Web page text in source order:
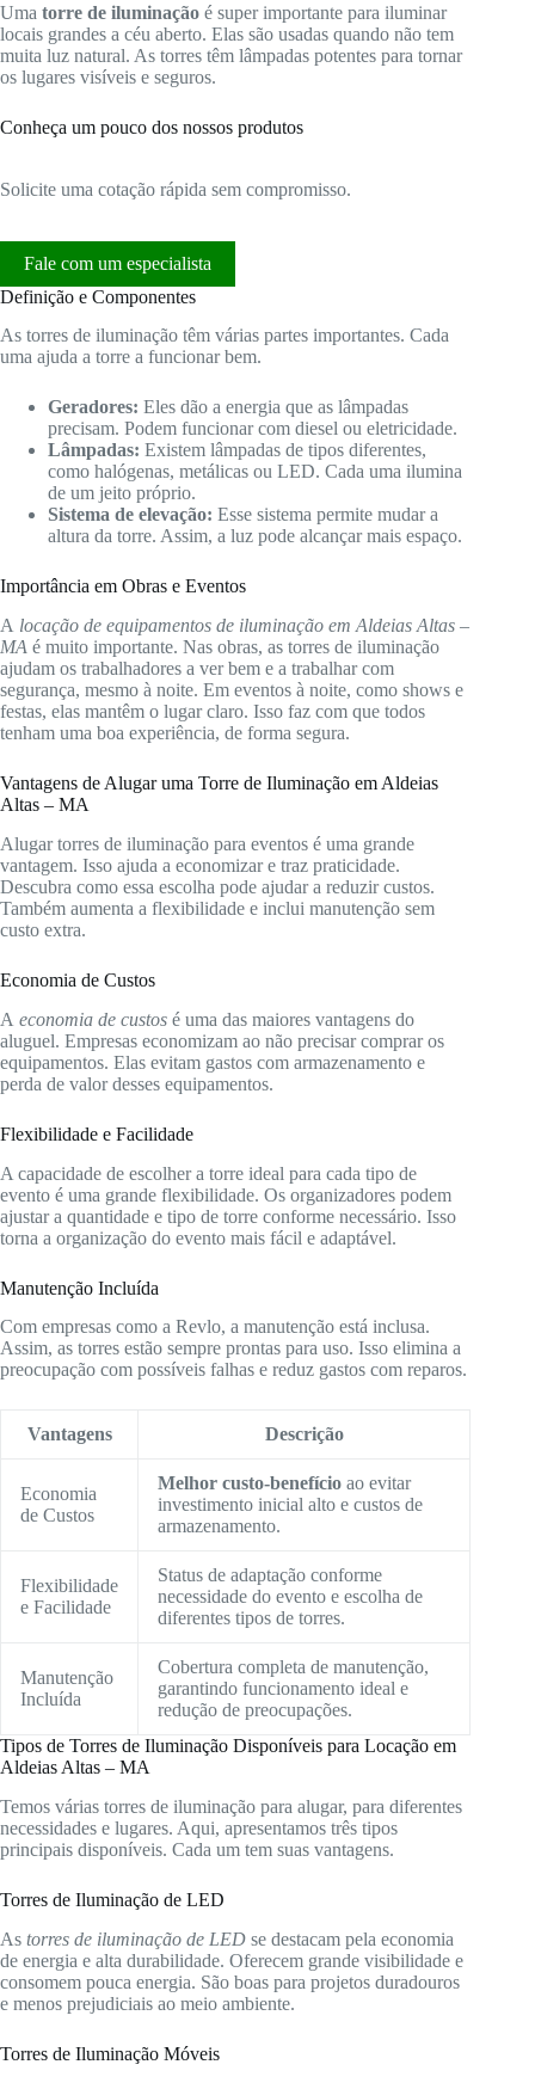
Uma torre de iluminação é super importante para iluminar
locais grandes a céu aberto. Elas são usadas quando não tem
muita luz natural. As torres têm lâmpadas potentes para tornar
os lugares visíveis e seguros.
Conheça um pouco dos nossos produtos
Solicite uma cotação rápida sem compromisso.
Fale com um especialista
Definição e Componentes
As torres de iluminação têm várias partes importantes. Cada
uma ajuda a torre a funcionar bem.
Geradores: Eles dão a energia que as lâmpadas
precisam. Podem funcionar com diesel ou eletricidade.
Lâmpadas: Existem lâmpadas de tipos diferentes,
como halógenas, metálicas ou LED. Cada uma ilumina
de um jeito próprio.
Sistema de elevação: Esse sistema permite mudar a
altura da torre. Assim, a luz pode alcançar mais espaço.
Importância em Obras e Eventos
A locação de equipamentos de iluminação em Aldeias Altas –
MA é muito importante. Nas obras, as torres de iluminação
ajudam os trabalhadores a ver bem e a trabalhar com
segurança, mesmo à noite. Em eventos à noite, como shows e
festas, elas mantêm o lugar claro. Isso faz com que todos
tenham uma boa experiência, de forma segura.
Vantagens de Alugar uma Torre de Iluminação em Aldeias
Altas – MA
Alugar torres de iluminação para eventos é uma grande
vantagem. Isso ajuda a economizar e traz praticidade.
Descubra como essa escolha pode ajudar a reduzir custos.
Também aumenta a flexibilidade e inclui manutenção sem
custo extra.
Economia de Custos
A economia de custos é uma das maiores vantagens do
aluguel. Empresas economizam ao não precisar comprar os
equipamentos. Elas evitam gastos com armazenamento e
perda de valor desses equipamentos.
Flexibilidade e Facilidade
A capacidade de escolher a torre ideal para cada tipo de
evento é uma grande flexibilidade. Os organizadores podem
ajustar a quantidade e tipo de torre conforme necessário. Isso
torna a organização do evento mais fácil e adaptável.
Manutenção Incluída
Com empresas como a Revlo, a manutenção está inclusa.
Assim, as torres estão sempre prontas para uso. Isso elimina a
preocupação com possíveis falhas e reduz gastos com reparos.
Vantagens Descrição
Economia
de Custos
Melhor custo-benefício ao evitar
investimento inicial alto e custos de
armazenamento.
Flexibilidade
e Facilidade
Status de adaptação conforme
necessidade do evento e escolha de
diferentes tipos de torres.
Manutenção
Incluída
Cobertura completa de manutenção,
garantindo funcionamento ideal e
redução de preocupações.
Tipos de Torres de Iluminação Disponíveis para Locação em
Aldeias Altas – MA
Temos várias torres de iluminação para alugar, para diferentes
necessidades e lugares. Aqui, apresentamos três tipos
principais disponíveis. Cada um tem suas vantagens.
Torres de Iluminação de LED
As torres de iluminação de LED se destacam pela economia
de energia e alta durabilidade. Oferecem grande visibilidade e
consomem pouca energia. São boas para projetos duradouros
e menos prejudiciais ao meio ambiente.
Torres de Iluminação Móveis